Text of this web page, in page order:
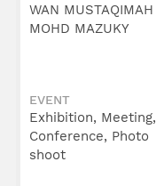
WAN MUSTAQIMAH
MOHD MAZUKY
EVENT
Exhibition, Meeting,
Conference, Photo
shoot